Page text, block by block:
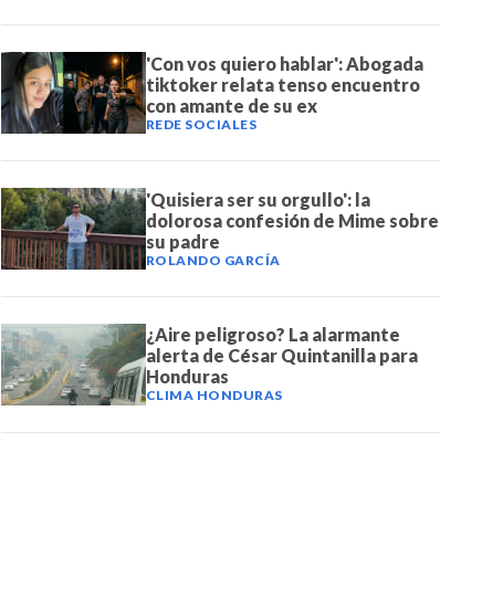
'Con vos quiero hablar': Abogada
tiktoker relata tenso encuentro
con amante de su ex
REDE SOCIALES
'Quisiera ser su orgullo': la
dolorosa confesión de Mime sobre
su padre
ROLANDO GARCÍA
¿Aire peligroso? La alarmante
alerta de César Quintanilla para
Honduras
CLIMA HONDURAS